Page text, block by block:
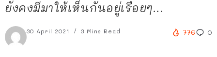
ยังคงมีมาให้เห็นกันอยู่เรื่อยๆ...
30 April 2021 3 Mins Read 776 0